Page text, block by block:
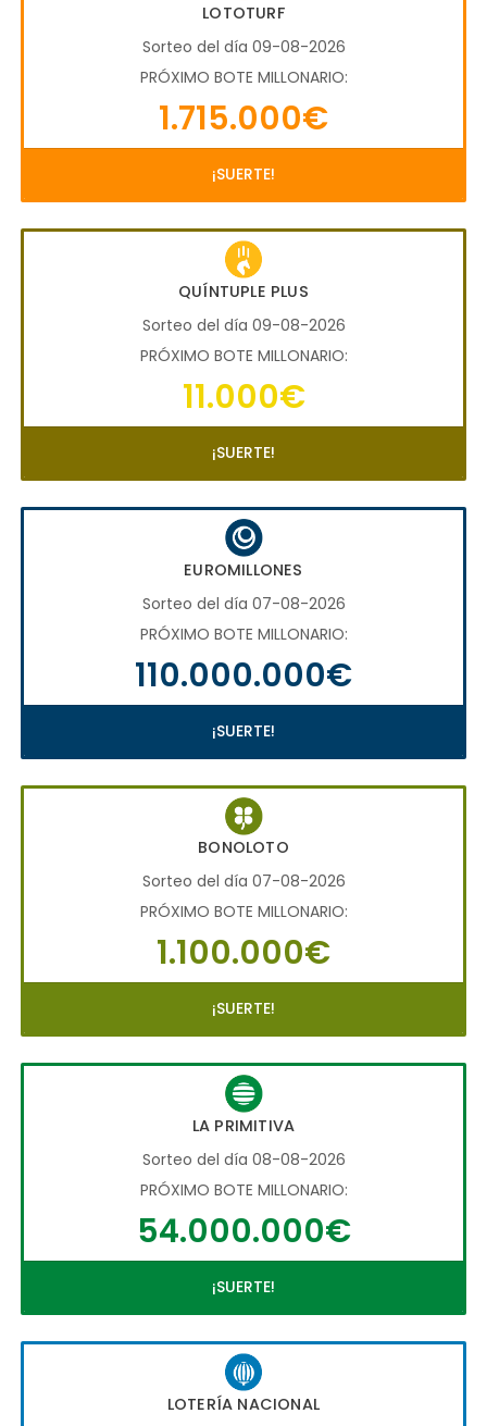
LOTOTURF
Sorteo del día 09-08-2026
PRÓXIMO BOTE MILLONARIO:
1.715.000€
¡SUERTE!
QUÍNTUPLE PLUS
Sorteo del día 09-08-2026
PRÓXIMO BOTE MILLONARIO:
11.000€
¡SUERTE!
EUROMILLONES
Sorteo del día 07-08-2026
PRÓXIMO BOTE MILLONARIO:
110.000.000€
¡SUERTE!
BONOLOTO
Sorteo del día 07-08-2026
PRÓXIMO BOTE MILLONARIO:
1.100.000€
¡SUERTE!
LA PRIMITIVA
Sorteo del día 08-08-2026
PRÓXIMO BOTE MILLONARIO:
54.000.000€
¡SUERTE!
LOTERÍA NACIONAL